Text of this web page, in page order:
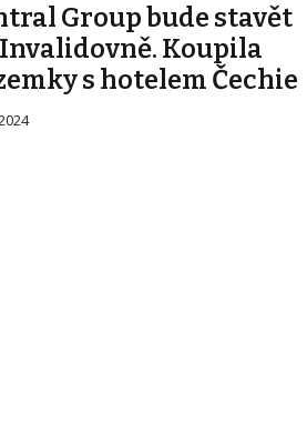
Group bude stavět
Koupila
s hotelem Čechie